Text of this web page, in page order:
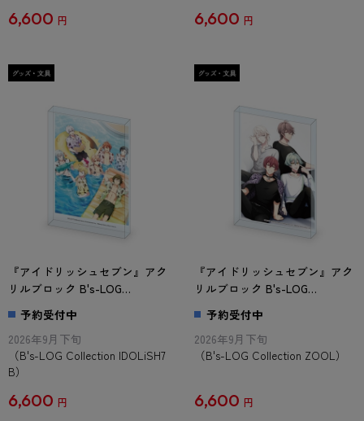
6,600 円 6,600 円
『アイドリッシュセブン』アク
リルブロック B's-LOG
Collection IDOLiSH7 B
予約受付中
2026年9月下旬
（B's-LOG Collection IDOLiSH7
B）
6,600 円
『アイドリッシュセブン』アク
リルブロック B's-LOG
Collection ZOOL
予約受付中
2026年9月下旬
（B's-LOG Collection ZOOL）
6,600 円